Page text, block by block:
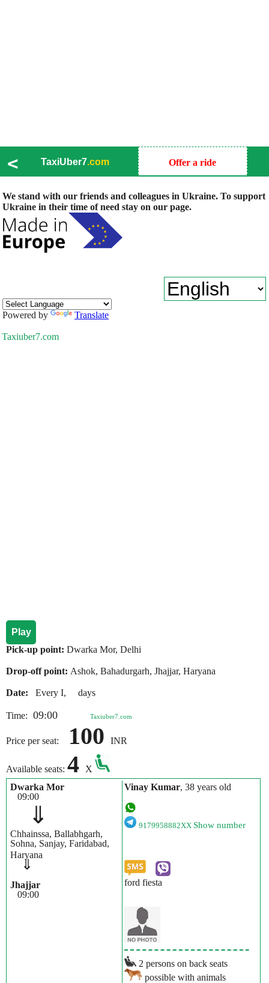
< TaxiUber7.com Offer a ride
We stand with our friends and colleagues in Ukraine. To support
Ukraine in their time of need stay on our page.
Powered by Translate
Taxiuber7.com
Play
Pick-up point: Dwarka Mor, Delhi
Drop-off point: Ashok, Bahadurgarh, Jhajjar, Haryana
Date: Every I, days
Time: 09:00 Taxiuber7.com
Price per seat: 100 INR
Available seats: 4
X
Dwarka Mor
09:00
⇓
Chhainssa, Ballabhgarh,
Sohna, Sanjay, Faridabad,
Haryana
⇓
Jhajjar
09:00
Vinay Kumar, 38 years old
9179958882XX Show number
ford fiesta
2 persons on back seats
possible with animals